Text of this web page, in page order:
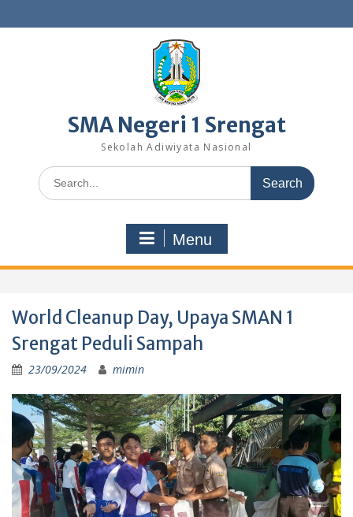
to
SMA Negeri 1 Srengat
Sekolah Adiwiyata Nasional
Search
for:
Menu
World Cleanup Day, Upaya SMAN 1
Srengat Peduli Sampah
23/09/2024 mimin